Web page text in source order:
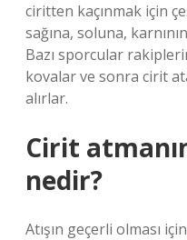
ciritten kaçınmak için
sağına, soluna,
Bazı sporcular
kovalar ve sonra cirit
alırlar.
Cirit
nedir?
Atışın geçerli olması